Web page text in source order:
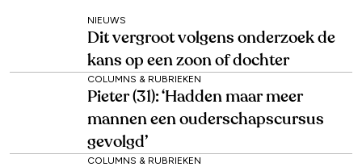
NIEUWS
Dit vergroot volgens onderzoek de
kans op een zoon of dochter
COLUMNS & RUBRIEKEN
Pieter (31): ‘Hadden maar meer
mannen een ouderschapscursus
gevolgd’
COLUMNS & RUBRIEKEN